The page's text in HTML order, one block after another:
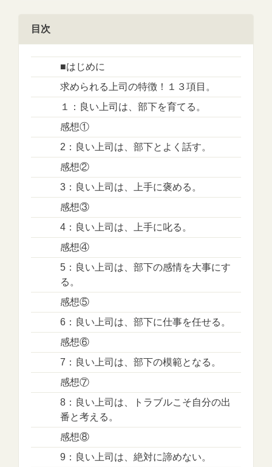
目次
■はじめに
求められる上司の特徴！１３項目。
１：良い上司は、部下を育てる。
感想①
2：良い上司は、部下とよく話す。
感想②
3：良い上司は、上手に褒める。
感想③
4：良い上司は、上手に叱る。
感想④
5：良い上司は、部下の感情を大事にす
る。
感想⑤
6：良い上司は、部下に仕事を任せる。
感想⑥
7：良い上司は、部下の模範となる。
感想⑦
8：良い上司は、トラブルこそ自分の出
番と考える。
感想⑧
9：良い上司は、絶対に諦めない。